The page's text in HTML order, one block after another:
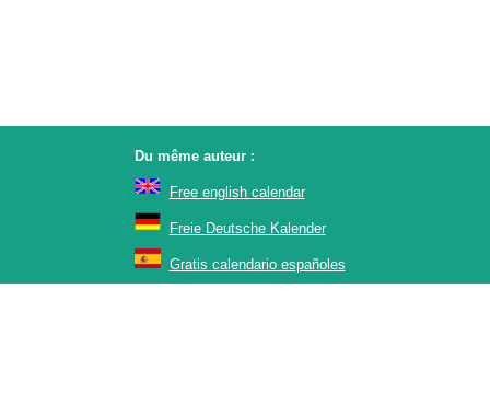
Du même auteur :
Free english calendar
Freie Deutsche Kalender
Gratis calendario españoles